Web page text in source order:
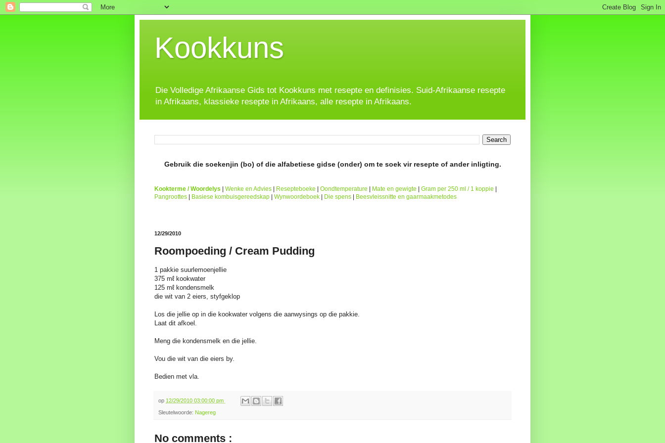
Kookkuns
Die Volledige Afrikaanse Gids tot Kookkuns met resepte en definisies. Suid-Afrikaanse resepte
in Afrikaans, klassieke resepte in Afrikaans, alle resepte in Afrikaans.
Gebruik die soekenjin (bo) of die alfabetiese gidse (onder) om te soek vir resepte of ander inligting.
Kookterme / Woordelys Wenke en Advies Resepteboeke Oondtemperature Mate en gewigte Gram per 250 ml / 1 koppie
Pangroottes
Basiese kombuisgereedskap Wynwoordeboek Die spens Beesvleissnitte en gaarmaakmetodes
12/29/2010
Roompoeding / Cream Pudding
1 pakkie suurlemoenjellie
375 mℓ kookwater
125 mℓ kondensmelk
die wit van 2 eiers, styfgeklop
Los die jellie op in die kookwater volgens die aanwysings op die pakkie.
Laat dit afkoel.
Meng die kondensmelk en die jellie.
Vou die wit van die eiers by.
Bedien met vla.
op 12/29/2010 03:00:00 pm
Sleutelwoorde: Nagereg
No comments :